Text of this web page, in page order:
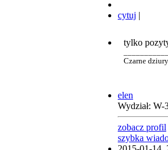
cytuj |
tylko
Czarne
elen
Wydział:
zobacz profil
szybka